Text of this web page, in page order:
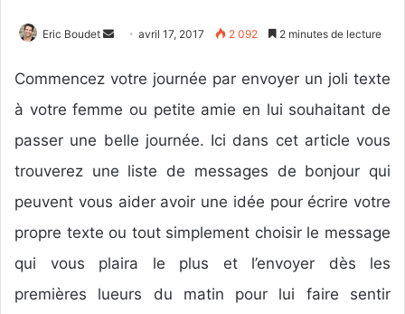
Eric Boudet
v
e
n
c
u
r
avril 17, 2017 2 092 2 minutes de lecture
Commencez votre journée par envoyer un joli texte
à votre femme ou petite amie en lui souhaitant de
passer une belle journée. Ici dans cet article vous
trouverez une liste de messages de bonjour qui
peuvent vous aider avoir une idée pour écrire votre
propre texte ou tout simplement choisir le message
qui vous plaira le plus et l’envoyer dès les
premières lueurs du matin pour lui faire sentir